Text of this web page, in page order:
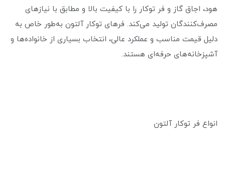
هود، اجاق گاز و فر توکار را با کیفیت بالا و مطابق با نیازهای
مصرف‌کنندگان تولید می‌کند. فرهای توکار آلتون به‌طور خاص به
دلیل قیمت مناسب و عملکرد عالی، انتخاب بسیاری از خانواده‌ها و
آشپزخانه‌های حرفه‌ای هستند.
انواع فر توکار آلتون